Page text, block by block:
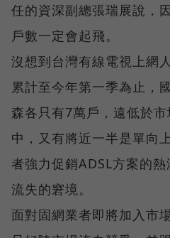
任的資深副總張瑞展說，
戶數一定會起飛。
沒想到台灣有線電視上網
累計至今年第一季為止，
森各只有7萬戶，遠低於
中，又有將近一半是單向
者強力促銷ADSL方案的
流失的窘境。
面對固網業者即將加入市